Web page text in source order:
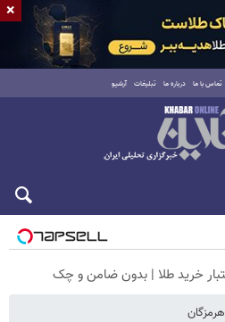
تماس با ما درباره ما تبلیغات آرشیو
هرمزگان
×